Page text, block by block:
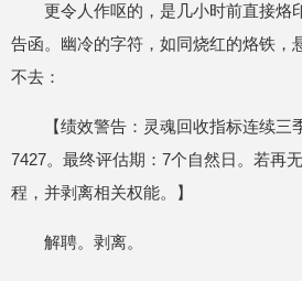
更令人作呕的，是几小时前直接烙
告函。幽冷的字符，如同烧红的烙铁，
不去：
【绩效警告：灵魂回收指标连续
7427。最终评估期：7个自然日。若再
程，并剥离相关权能。】
解聘。剥离。